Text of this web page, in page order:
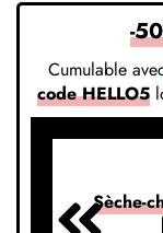
-
Cumulable
code HELLO5
Sèche-